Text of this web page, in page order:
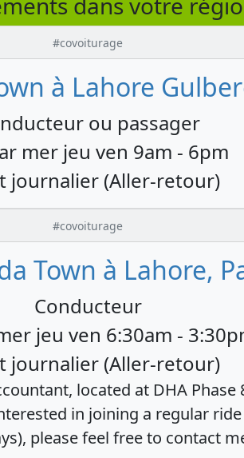
#covoiturage
à Lahore
ou passager
mer jeu ven 9am - 6pm
journalier (Aller-retour)
#covoiturage
Town à Lahore,
Conducteur
jeu ven 6:30am -
journalier (Aller-retour)
located at DHA Phase
in joining a regular
please feel free to contact